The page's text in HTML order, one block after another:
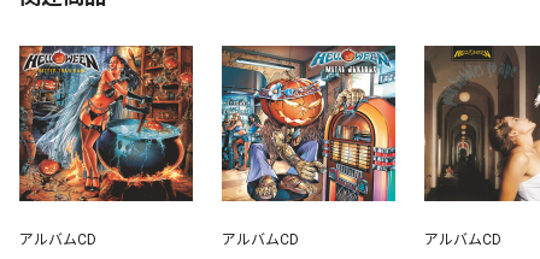
アルバムCD アルバムCD アルバムCD